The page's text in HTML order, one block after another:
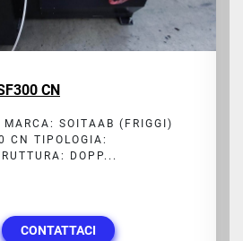
CN
MARCA: SOITAAB (FRIGGI)
CN TIPOLOGIA:
DOPP...
CONTATTACI